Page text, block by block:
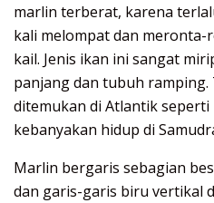
marlin terberat, karena
kali melompat dan
kail. Jenis ikan ini sangat
panjang dan tubuh
ditemukan di Atlantik
kebanyakan hidup di
Marlin bergaris sebagian
dan garis-garis biru vertikal